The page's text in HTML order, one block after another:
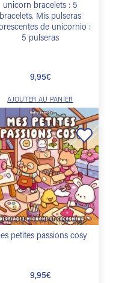
unicorn bracelets : 5
bracelets. Mis pulseras
de unicornio :
5 pulseras
9,95€
AJOUTER AU PANIER
Ajouter
à la
liste de
souhaits
COLORIAGES & PEINTURE MAGIQUE
petites passions cosy
9,95€